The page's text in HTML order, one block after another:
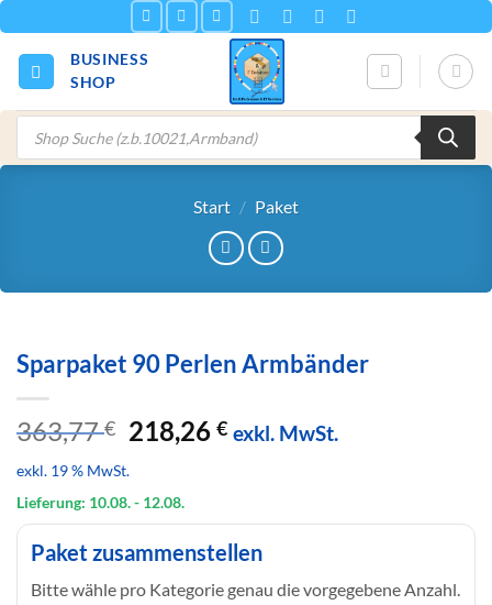
Inhalt
springen
BUSINESS
SHOP
Products
search
Start / Paket
Sparpaket 90 Perlen Armbänder
363,77€ Ursprünglicher
Preis
war:
363,77 €
218,26€Aktueller
exkl. MwSt.
exkl. 19 % MwSt.
Lieferung: 10.08.- 12.08.
Paket zusammenstellen
Bitte wähle pro Kategorie genau die vorgegebene Anzahl.